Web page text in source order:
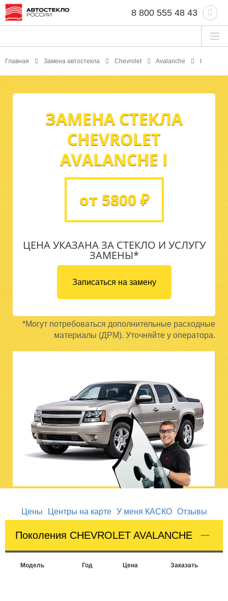
8 800 555 48 43
Главная Замена автостекла Chevrolet Avalanche
ЗАМЕНА СТЕКЛА
CHEVROLET
AVALANCHE I
от 5800 ₽
ЦЕНА УКАЗАНА ЗА СТЕКЛО И УСЛУГУ
ЗАМЕНЫ*
Записаться на замену
*Могут потребоваться дополнительные расходные
материалы (ДРМ). Уточняйте у оператора.
Цены Центры на карте У меня КАСКО Отзывы
Поколения CHEVROLET AVALANCHE
Модель Год Цена Заказать